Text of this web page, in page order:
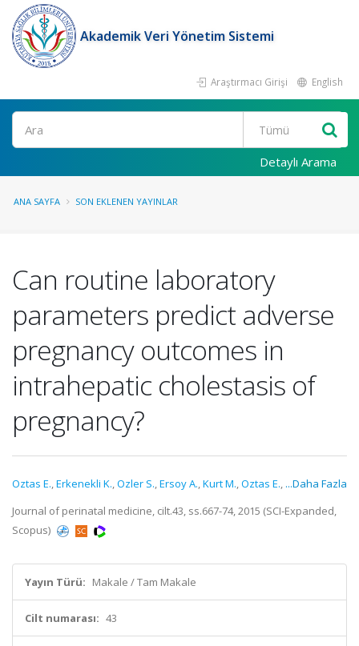
Akademik Veri Yönetim Sistemi
Araştırmacı Girişi English
Ara
Detaylı Arama
ANA SAYFA SON EKLENEN YAYINLAR
Can routine laboratory
parameters predict adverse
pregnancy outcomes in
intrahepatic cholestasis of
pregnancy?
Oztas E.,Erkenekli K.,Ozler S.,Ersoy A.,Kurt M.,Oztas E., ...Daha Fazla
Journal of perinatal medicine, cilt.43, ss.667-74, 2015 (SCI-Expanded,
Scopus)
Yayın Türü: Makale / Tam Makale
Cilt numarası: 43